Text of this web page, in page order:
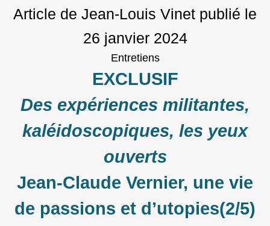
Article de Jean-Louis Vinet publié le
26 janvier 2024
Entretiens
EXCLUSIF
Des expériences militantes,
kaléidoscopiques, les yeux
ouverts
Jean-Claude Vernier, une vie
de passions et d’utopies(2/5)